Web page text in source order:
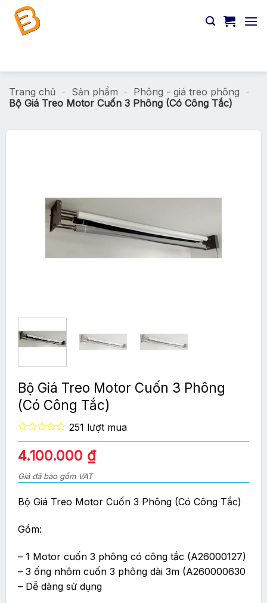
Chuyển
đến
Trang chủ - Sản phẩm - Phông - giá treo phông -
Bộ Giá Treo Motor Cuốn 3 Phông (Có Công Tắc)
Bộ Giá Treo Motor Cuốn 3 Phông
(Có Công Tắc)
0
out
of
251 lượt mua
Giá
gốc
là:
4.500.000 ₫.
4.100.000 ₫Giá
hiện
tại
là:
4.100.000 ₫.
Giá đã bao gồm VAT
Bộ Giá Treo Motor Cuốn 3 Phông (Có Công Tắc)
Gồm:
– 1 Motor cuốn 3 phông có công tắc (A26000127)
– 3 ống nhôm cuốn 3 phông dài 3m (A260000630
– Dễ dàng sử dụng